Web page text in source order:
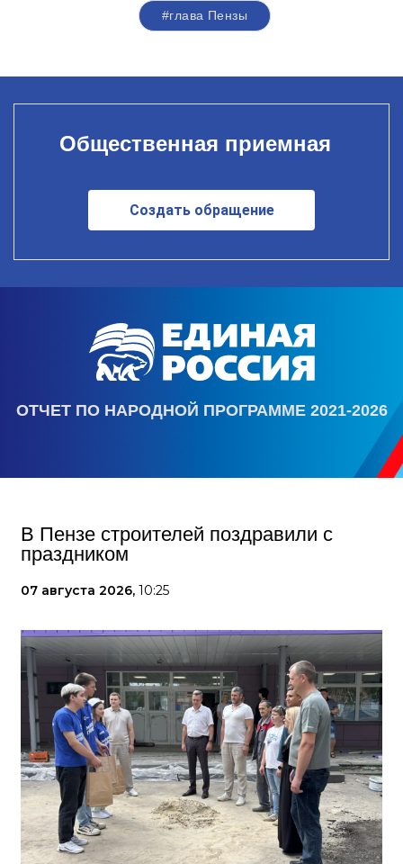
#глава Пензы
Общественная приемная
Создать обращение
ОТЧЕТ ПО НАРОДНОЙ ПРОГРАММЕ 2021-2026
В Пензе строителей поздравили с
праздником
07 августа 2026, 10:25